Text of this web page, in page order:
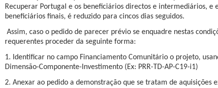
Recuperar Portugal e os beneficiários directos e intermediários, e
beneficiários finais, é reduzido para cincos dias seguidos.
Assim, caso o pedido de parecer prévio se enquadre nestas
requerentes proceder da seguinte forma:
1. Identificar no campo Financiamento Comunitário o projeto,
Dimensão-Componente-Investimento (Ex: PRR-TD-AP-C19-i1)
2. Anexar ao pedido a demonstração que se tratam de aquisições